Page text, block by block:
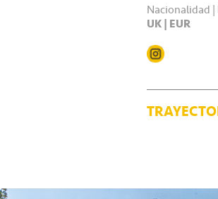
Nacionalidad
UK | EUR